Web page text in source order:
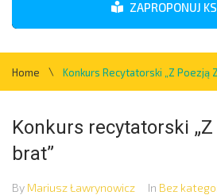
ZAPROPONUJ
Home \ Konkurs Recytatorski „Z Poezją
Konkurs recytatorski
brat”
By Mariusz Ławrynowicz In Bez